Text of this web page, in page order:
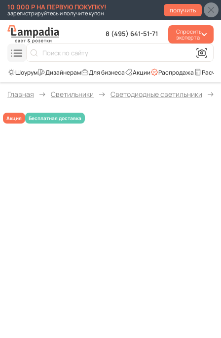
10 000 Р НА ПЕРВУЮ ПОКУПКУ!
зарегистрируйтесь и получите купон получить
8 (495) 641-51-71
Спросить
эксперта
Распродажа
Акции
Для бизнеса
Главная Светильники Светодиодные светильники